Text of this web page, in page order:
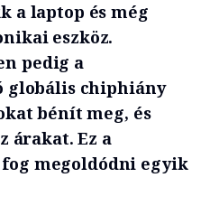
a laptop és még
eszköz.
pedig a
globális chiphiány
bénít meg, és
árakat. Ez a
megoldódni egyik